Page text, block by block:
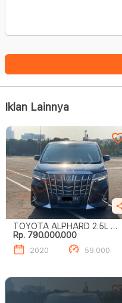
Iklan Lainnya
TOYOTA ALPHARD 2.5L G
A/T
Rp. 790.000.000
2020 59.000